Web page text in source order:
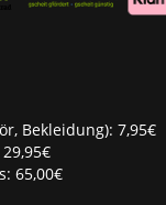
Bekleidung): 7,95€
65,00€